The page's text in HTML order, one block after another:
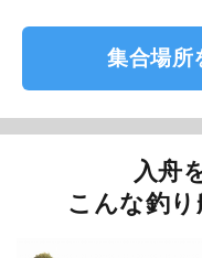
集合場所
入舟
こんな釣